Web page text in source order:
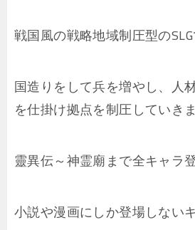
戦国風の戦略地域制圧型のSLG
国造りをして兵を増やし、人
を仕掛け拠点を制圧していきま
靈異伝～神霊廟まで全キャラ
小説や漫画にしか登場しないキ